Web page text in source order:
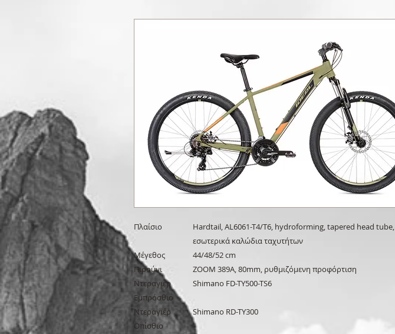
Πλαίσιο
Hardtail, AL6061-T4/T6, hydroforming, tapered head tube,
εσωτερικά καλώδια ταχυτήτων
Μέγεθος
44/48/52 cm
Πιρούνι
ZOOM 389A, 80mm, ρυθμιζόμενη προφόρτιση
Ντεραγιέρ
Εμπρόσθιο
Shimano FD-TY500-TS6
Ντεραγιέρ
Οπίσθιο
Shimano RD-TY300